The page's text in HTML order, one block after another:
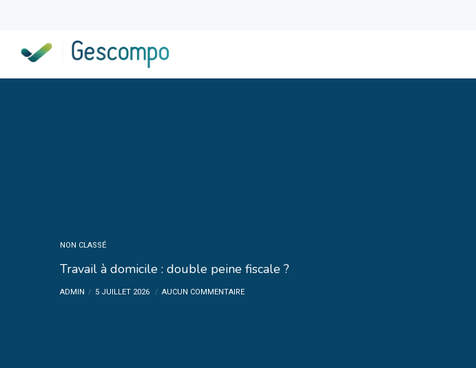
NON CLASSÉ
Travail à domicile : double peine fiscale ?
ADMIN 5 JUILLET 2026 AUCUN COMMENTAIRE